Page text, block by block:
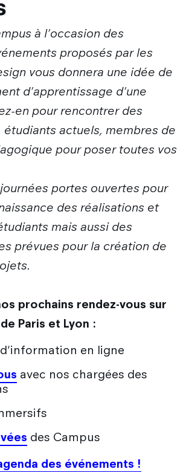
à l'occasion des
proposés par les
vous donnera une idée de
d'apprentissage d'une
en pour rencontrer des
étudiants actuels, membres de
pour poser toutes vos
portes ouvertes pour
des réalisations et
mais aussi des
prévues pour la création de
prochains rendez-vous sur
Paris et Lyon :
en ligne
avec nos chargées des
des Campus
des événements !